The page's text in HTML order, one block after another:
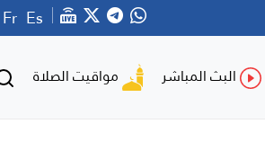
Fr Es
البث المباشر مواقيت الصلاة